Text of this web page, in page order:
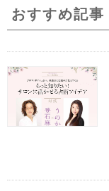
おすすめ記事